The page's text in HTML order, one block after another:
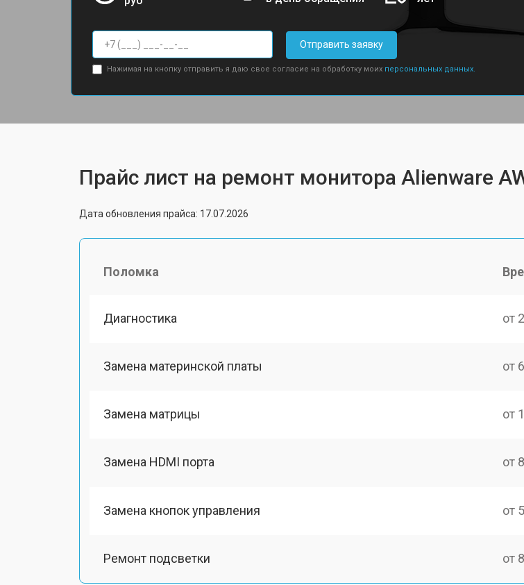
Отправить заявку
Нажимая на кнопку отправить я даю свое согласие на обработку моих персональных данных.
Прайс лист на ремонт монитора Alienware
Дата обновления прайса: 17.07.2026
Поломка
Диагностика от
Замена материнской платы от
Замена матрицы от
Замена HDMI порта от
Замена кнопок управления от
Ремонт подсветки от